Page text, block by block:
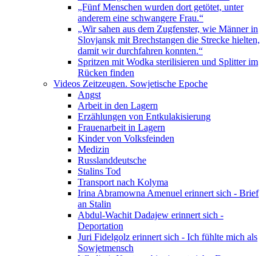
„Fünf Menschen wurden dort getötet, unter
anderem eine schwangere Frau.“
„Wir sahen aus dem Zugfenster, wie Männer in
Slovjansk mit Brechstangen die Strecke hielten,
damit wir durchfahren konnten.“
Spritzen mit Wodka sterilisieren und Splitter im
Rücken finden
Videos Zeitzeugen. Sowjetische Epoche
Angst
Arbeit in den Lagern
Erzählungen von Entkulakisierung
Frauenarbeit in Lagern
Kinder von Volksfeinden
Medizin
Russlanddeutsche
Stalins Tod
Transport nach Kolyma
Irina Abramowna Amenuel erinnert sich - Brief
an Stalin
Abdul-Wachit Dadajew erinnert sich -
Deportation
Juri Fidelgolz erinnert sich - Ich fühlte mich als
Sowjetmensch